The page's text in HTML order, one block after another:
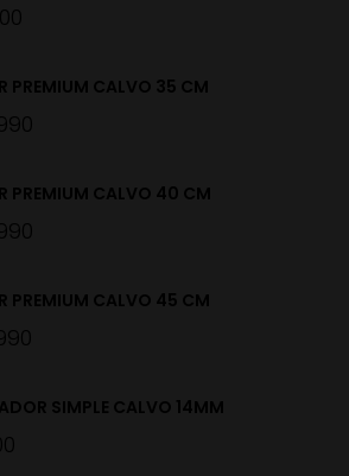
PREMIUM CALVO 35 CM
PREMIUM CALVO 40 CM
PREMIUM CALVO 45 CM
SIMPLE CALVO 14MM